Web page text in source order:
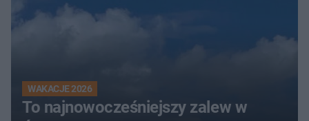
WAKACJE 2026
To najnowocześniejszy zalew w